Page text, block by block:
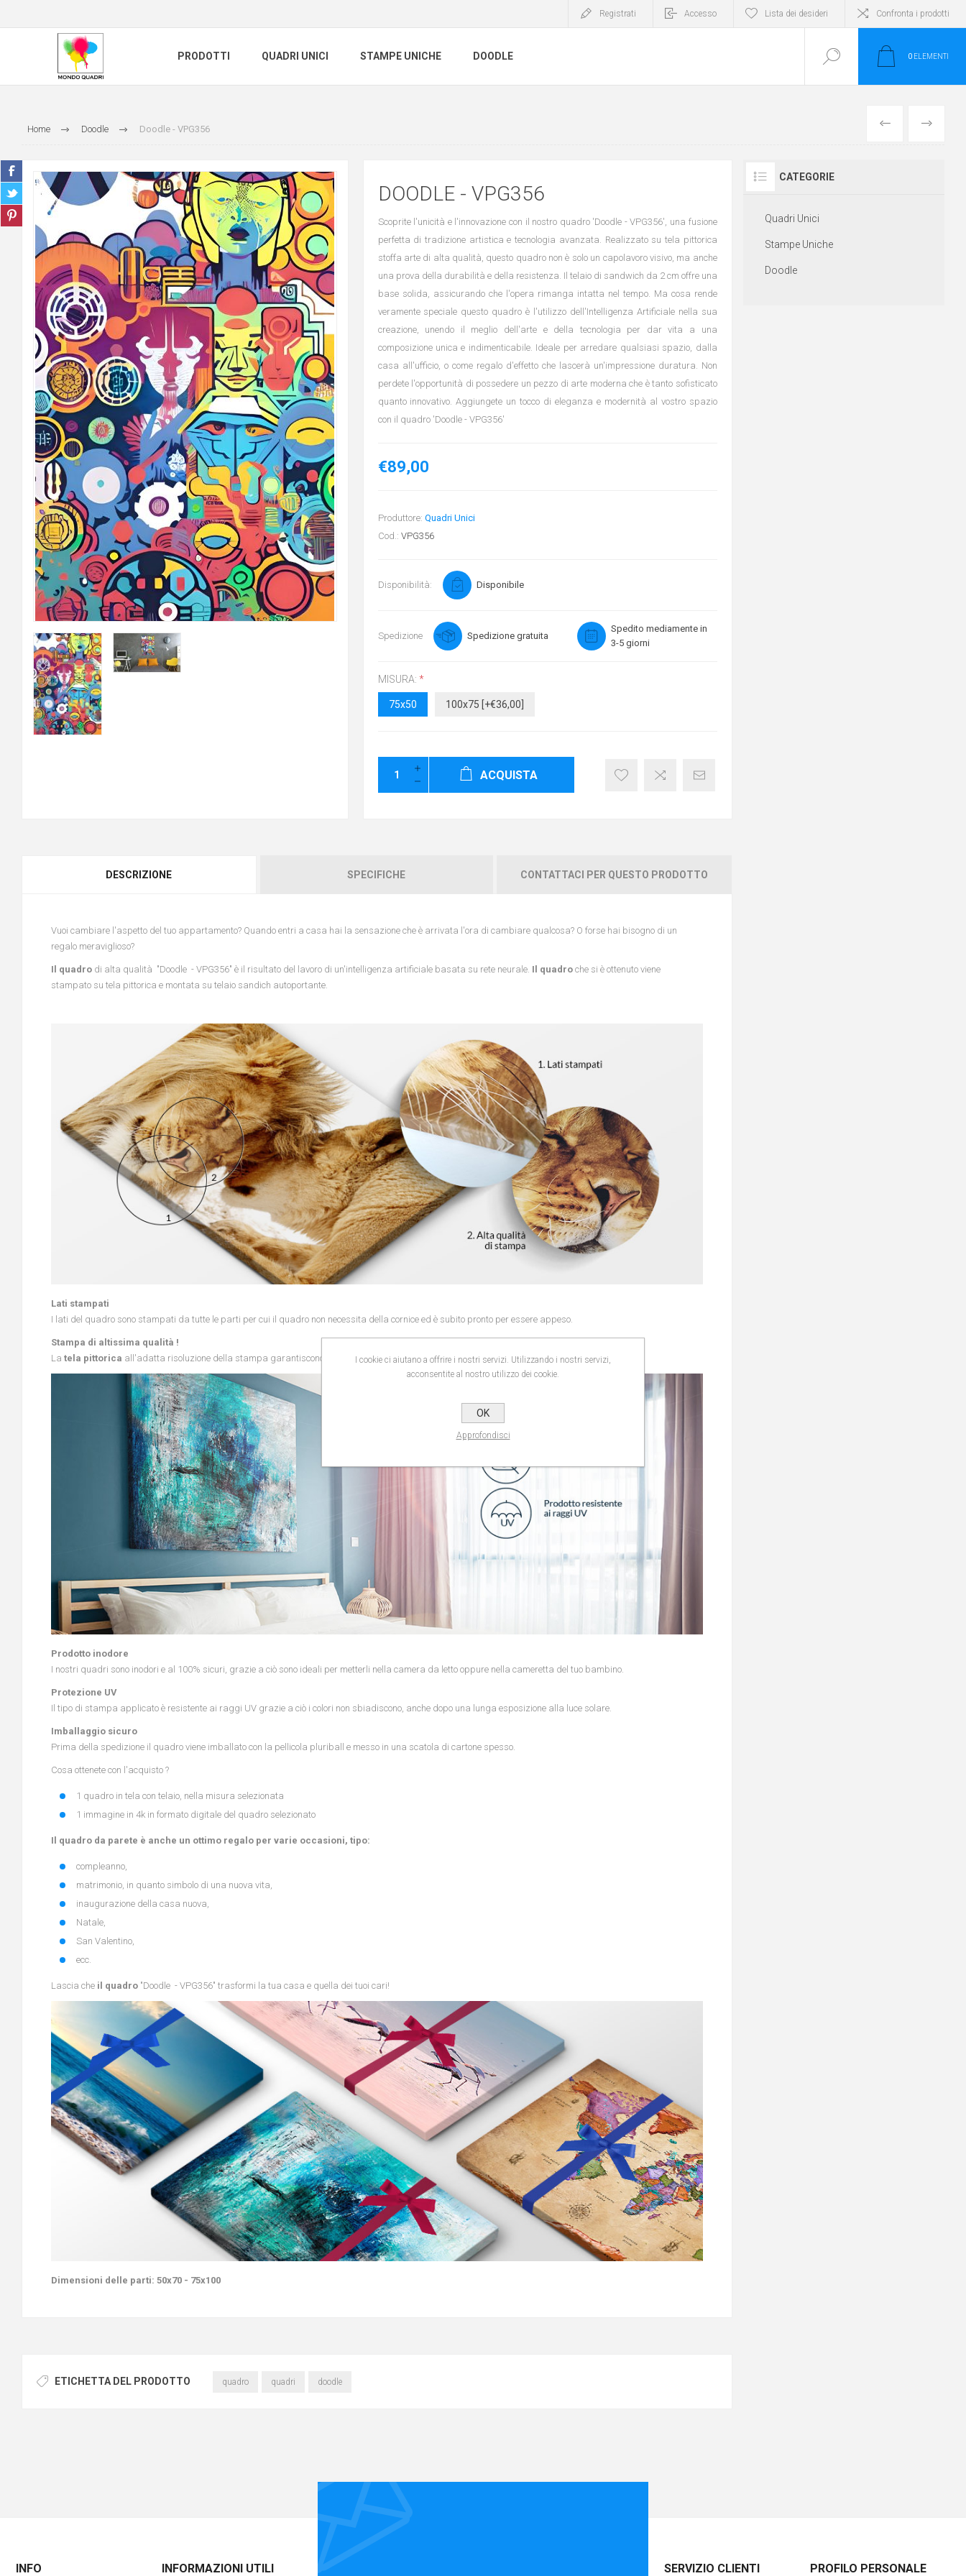
Registrati Accesso Lista dei desideri Confronta i prodotti
PRODOTTI QUADRI UNICI STAMPE UNICHE DOODLE 0 ELEMENTI
Home Doodle Doodle - VPG356 INDIETRO
AVANTI
DOODLE - VPG356
Scoprite l'unicità e l'innovazione con il nostro quadro 'Doodle - VPG356', una fusione
perfetta di tradizione artistica e tecnologia avanzata. Realizzato su tela pittorica
stoffa arte di alta qualità, questo quadro non è solo un capolavoro visivo, ma anche
una prova della durabilità e della resistenza. Il telaio di sandwich da 2 cm offre una
base solida, assicurando che l'opera rimanga intatta nel tempo. Ma cosa rende
veramente speciale questo quadro è l'utilizzo dell'Intelligenza Artificiale nella sua
creazione, unendo il meglio dell'arte e della tecnologia per dar vita a una
composizione unica e indimenticabile. Ideale per arredare qualsiasi spazio, dalla
casa all'ufficio, o come regalo d'effetto che lascerà un'impressione duratura. Non
perdete l'opportunità di possedere un pezzo di arte moderna che è tanto sofisticato
quanto innovativo. Aggiungete un tocco di eleganza e modernità al vostro spazio
con il quadro 'Doodle - VPG356'
€89,00
Produttore: Quadri Unici
Cod.: VPG356
Disponibilità: Disponibile
Spedizione Spedizione gratuita
Spedito mediamente in
3-5 giorni
MISURA: *
75x50 100x75 [+€36,00]
ACQUISTA
DESCRIZIONE SPECIFICHE CONTATTACI PER QUESTO PRODOTTO
Vuoi cambiare l'aspetto del tuo appartamento? Quando entri a casa hai la sensazione che è arrivata l'ora di cambiare qualcosa? O forse hai bisogno di un
regalo meraviglioso?
Il quadro di alta qualità "Doodle - VPG356" è il risultato del lavoro di un'intelligenza artificiale basata su rete neurale. Il quadro che si è ottenuto viene
stampato su tela pittorica e montata su telaio sandich autoportante.
Lati stampati
I lati del quadro sono stampati da tutte le parti per cui il quadro non necessita della cornice ed è subito pronto per essere appeso.
Stampa di altissima qualità !
La tela pittorica all'adatta risoluzione della stampa garantiscono la nitidezza dell'immagine e la profondità dei colori.
Prodotto inodore
I nostri quadri sono inodori e al 100% sicuri, grazie a ciò sono ideali per metterli nella camera da letto oppure nella cameretta del tuo bambino.
Protezione UV
Il tipo di stampa applicato è resistente ai raggi UV grazie a ciò i colori non sbiadiscono, anche dopo una lunga esposizione alla luce solare.
Imballaggio sicuro
Prima della spedizione il quadro viene imballato con la pellicola pluriball e messo in una scatola di cartone spesso.
Cosa ottenete con l'acquisto ?
1 quadro in tela con telaio, nella misura selezionata
1 immagine in 4k in formato digitale del quadro selezionato
Il quadro da parete è anche un ottimo regalo per varie occasioni, tipo:
compleanno,
matrimonio, in quanto simbolo di una nuova vita,
inaugurazione della casa nuova,
Natale,
San Valentino,
ecc.
Lascia che il quadro "Doodle - VPG356" trasformi la tua casa e quella dei tuoi cari!
Dimensioni delle parti: 50x70 - 75x100
ETICHETTA DEL PRODOTTO quadro quadri doodle
CATEGORIE
Quadri Unici
Stampe Uniche
Doodle
INFO INFORMAZIONI UTILI SERVIZIO CLIENTI PROFILO PERSONALE
I cookie ci aiutano a offrire i nostri servizi. Utilizzando i nostri servizi,
acconsentite al nostro utilizzo dei cookie.
OK
Approfondisci